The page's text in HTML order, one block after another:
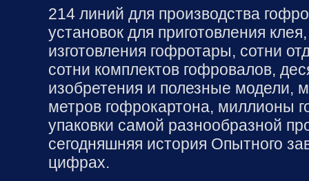
214 линий для производства
установок для приготовления
изготовления гофротары, сотни
сотни комплектов гофровалов,
изобретения и полезные модели,
метров гофрокартона, миллионы
упаковки самой разнообразной
сегодняшняя история Опытного
цифрах.